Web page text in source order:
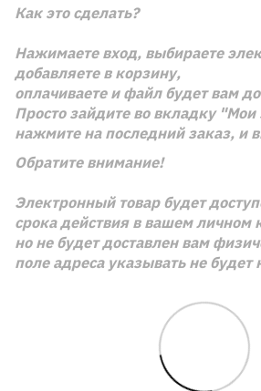
Как это сделать?
Нажимаете вход, выбираете
добавляете в корзину,
оплачиваете и файл будет вам
Просто зайдите во вкладку
нажмите на последний заказ, и
Обратите внимание!
Электронный товар будет
срока действия в вашем личном
но не будет доставлен вам
поле адреса указывать не будет